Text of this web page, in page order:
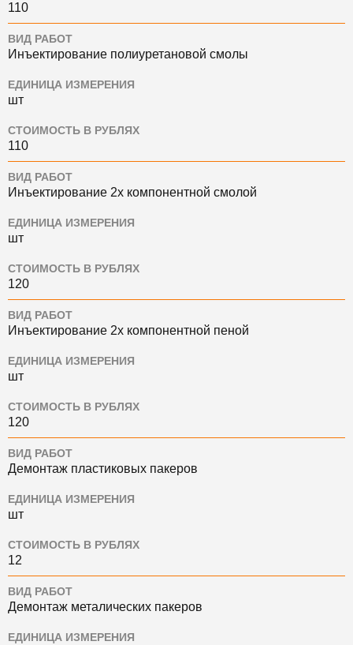
110
ВИД РАБОТ
Инъектирование полиуретановой смолы
ЕДИНИЦА ИЗМЕРЕНИЯ
шт
СТОИМОСТЬ В РУБЛЯХ
110
ВИД РАБОТ
Инъектирование 2х компонентной смолой
ЕДИНИЦА ИЗМЕРЕНИЯ
шт
СТОИМОСТЬ В РУБЛЯХ
120
ВИД РАБОТ
Инъектирование 2х компонентной пеной
ЕДИНИЦА ИЗМЕРЕНИЯ
шт
СТОИМОСТЬ В РУБЛЯХ
120
ВИД РАБОТ
Демонтаж пластиковых пакеров
ЕДИНИЦА ИЗМЕРЕНИЯ
шт
СТОИМОСТЬ В РУБЛЯХ
12
ВИД РАБОТ
Демонтаж металических пакеров
ЕДИНИЦА ИЗМЕРЕНИЯ